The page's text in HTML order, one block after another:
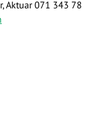
Aktuar 071 343 78